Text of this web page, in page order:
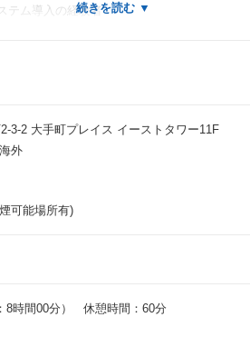
テム導入の経験者
方が望ましいが、MUSTではありません。
ーシップ
3-2 大手町プレイス イーストタワー11F
外
可能場所有)
8時間00分） 休憩時間：60分